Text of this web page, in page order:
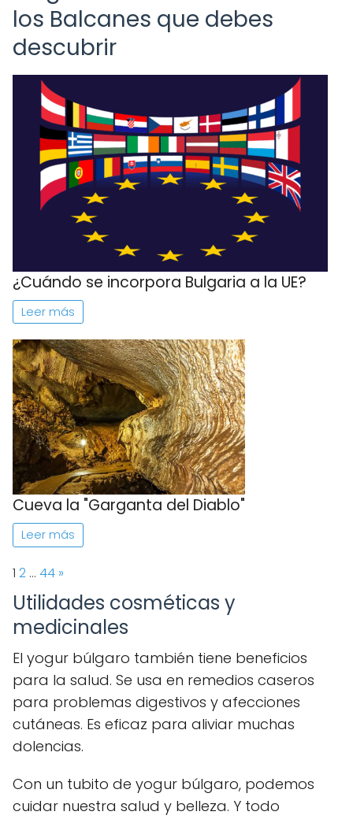
los Balcanes que debes
descubrir
¿Cuándo se incorpora Bulgaria a la UE?
Leer más
Cueva la "Garganta del Diablo"
Leer más
Page:
1 2 … 44 Next
»
Utilidades cosméticas y
medicinales
El yogur búlgaro también tiene beneficios
para la salud. Se usa en remedios caseros
para problemas digestivos y afecciones
cutáneas. Es eficaz para aliviar muchas
dolencias.
Con un tubito de yogur búlgaro, podemos
cuidar nuestra salud y belleza. Y todo